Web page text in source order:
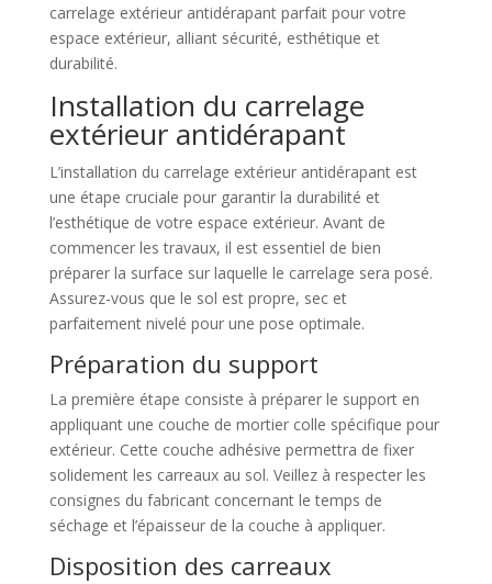
carrelage extérieur antidérapant parfait pour votre
espace extérieur, alliant sécurité, esthétique et
durabilité.
Installation du carrelage
extérieur antidérapant
L’installation du carrelage extérieur antidérapant est
une étape cruciale pour garantir la durabilité et
l’esthétique de votre espace extérieur. Avant de
commencer les travaux, il est essentiel de bien
préparer la surface sur laquelle le carrelage sera posé.
Assurez-vous que le sol est propre, sec et
parfaitement nivelé pour une pose optimale.
Préparation du support
La première étape consiste à préparer le support en
appliquant une couche de mortier colle spécifique pour
extérieur. Cette couche adhésive permettra de fixer
solidement les carreaux au sol. Veillez à respecter les
consignes du fabricant concernant le temps de
séchage et l’épaisseur de la couche à appliquer.
Disposition des carreaux